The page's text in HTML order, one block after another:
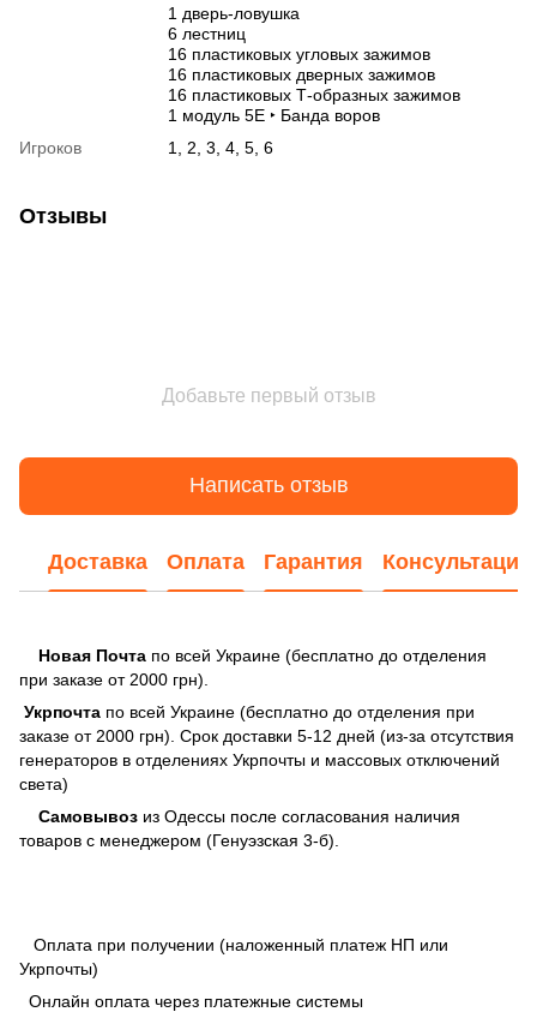
1 дверь-ловушка
6 лестниц
16 пластиковых угловых зажимов
16 пластиковых дверных зажимов
16 пластиковых Т-образных зажимов
1 модуль 5E ‣ Банда воров
Игроков
1, 2, 3, 4, 5, 6
Отзывы
Добавьте первый отзыв
Написать отзыв
Доставка Оплата Гарантия Консультация
Новая Почта по всей Украине (бесплатно до отделения
при заказе от 2000 грн).
Укрпочта по всей Украине (бесплатно до отделения при
заказе от 2000 грн). Срок доставки 5-12 дней (из-за отсутствия
генераторов в отделениях Укрпочты и массовых отключений
света)
Самовывоз из Одессы после согласования наличия
товаров с менеджером (Генуэзская 3-б).
Оплата при получении (наложенный платеж НП или
Укрпочты)
Онлайн оплата через платежные системы